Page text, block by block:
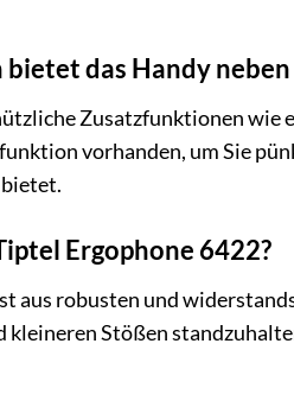
das Handy neben
Zusatzfunktionen wie
vorhanden, um Sie
Ergophone 6422?
aus robusten und
Stößen